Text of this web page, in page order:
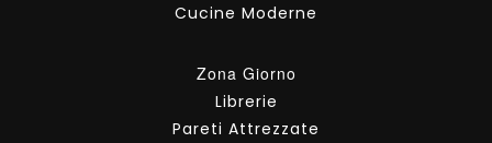
Cucine Moderne
Zona Giorno
Librerie
Pareti Attrezzate